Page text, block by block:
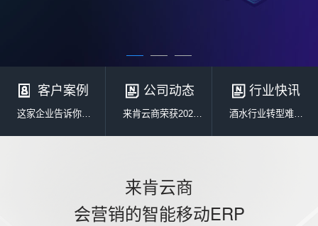
客户案例
这家企业告诉你，车销模式如何高效管控，让收益倍增
公司动态
来肯云商荣获2021年度优秀软件产品证书
行业快讯
酒水行业转型难？用带进销存的订货商城来解决
来肯云商
会营销的智能移动ERP